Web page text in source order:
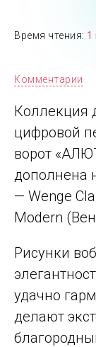
Время чтения: 1
Комментарии
Коллекция
цифровой
ворот
дополнена
— Wenge
Modern
Рисунки
удачно
делают